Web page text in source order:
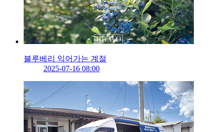
블루베리 익어가는 계절
2025-07-16 08:00